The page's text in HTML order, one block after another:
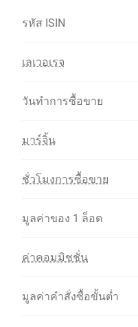
รหัส ISIN
เลเวอเรจ
วันทำการซื้อขาย
มาร์จิ้น
ชั่วโมงการซื้อขาย
มูลค่าของ 1 ล็อต
ค่าคอมมิชชั่น
มูลค่าคำสั่งซื้อขั้นต่ำ